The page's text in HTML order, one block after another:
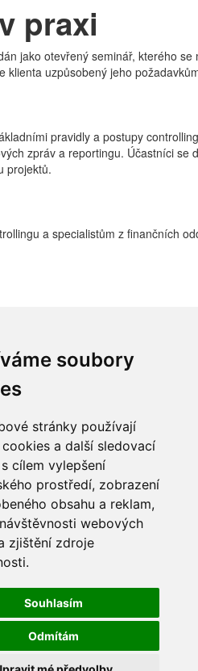
soubory
stránky používají
a další sledovací
cílem vylepšení
prostředí, zobrazení
obsahu a reklam,
webových
zjištění zdroje
Souhlasím
Odmítám
praxi
jako otevřený seminář, kterého
klienta uzpůsobený jeho
pravidly a postupy
zpráv a reportingu. Účastníci
projektů.
a specialistům z finančních
controllingu
semináře, ale v případě zájmu
Office (Finance, Risk,
v Raiffeisenbank, a. s., nebo
a manažerských
School, aj.
a služby|Poradenství
Vytvoření
riziko | Operační riziko